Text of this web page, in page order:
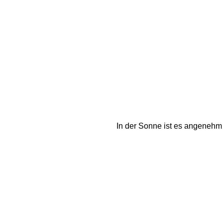
In der Sonne ist es